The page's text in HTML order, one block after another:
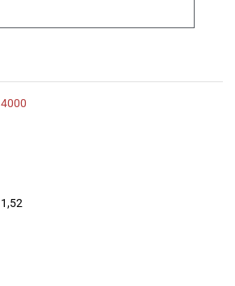
4000
1,52